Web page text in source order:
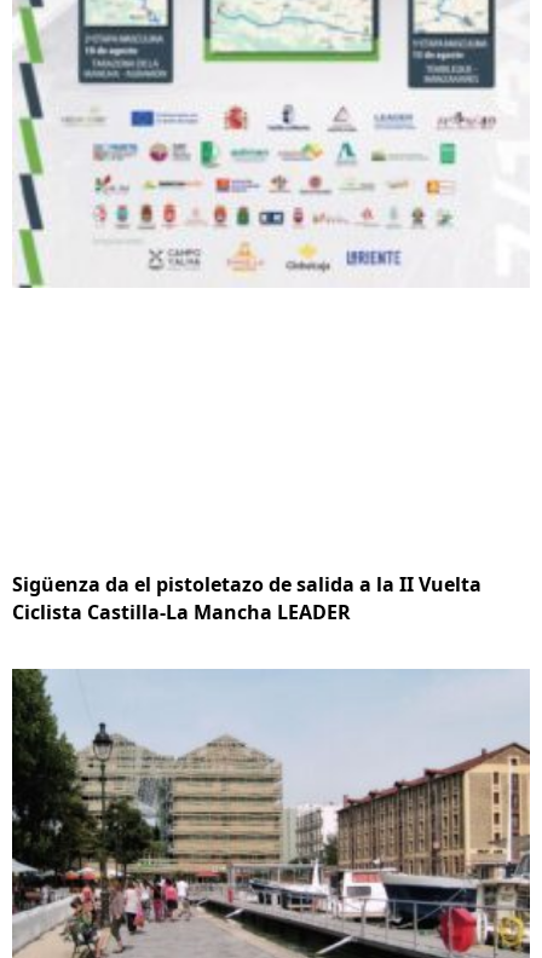
Sigüenza da el pistoletazo de salida a la II Vuelta
Ciclista Castilla-La Mancha LEADER